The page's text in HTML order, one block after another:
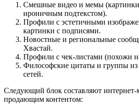
Смешные видео и мемы (картинки
ироничным подтекстом).
Профили с эстетичными
картинки с подписями.
Новостные и региональные
Хвастай.
Профили с чек-листами (похожи
Философские цитаты и группы
сетей.
Следующий блок составляют интернет-
продающим контентом: